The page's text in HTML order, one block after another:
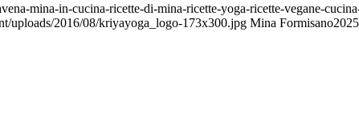
mina-in-cucina-ricette-di-mina-ricette-yoga-ricette-vegane-
uploads/2016/08/kriyayoga_logo-173x300.jpg Mina Formisano